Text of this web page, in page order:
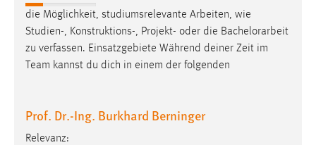
die Möglichkeit, studiumsrelevante Arbeiten, wie
Studien-, Konstruktions-, Projekt- oder die Bachelorarbeit
zu verfassen. Einsatzgebiete Während deiner Zeit im
Team kannst du dich in einem der folgenden
Prof. Dr.-Ing. Burkhard Berninger
Relevanz: